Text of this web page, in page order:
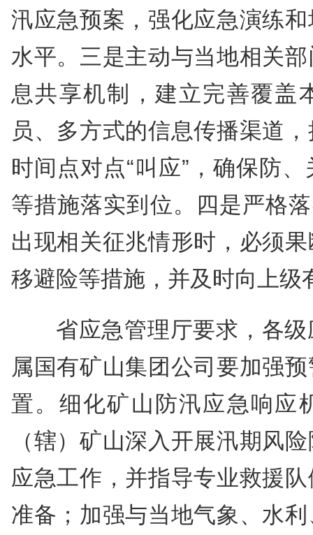
汛应急预案，强化应急演练
水平。三是主动与当地相关
息共享机制，建立完善覆盖
员、多方式的信息传播渠道
时间点对点“叫应”，确保防
等措施落实到位。四是严格
出现相关征兆情形时，必须
移避险等措施，并及时向上级
省应急管理厅要求，各
属国有矿山集团公司要加强
置。细化矿山防汛应急响应
（辖）矿山深入开展汛期风
应急工作，并指导专业救援
准备；加强与当地气象、水